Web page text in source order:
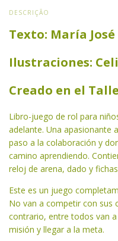
DESCRIÇÃO
Texto: María
Ilustraciones:
Creado en el
Libro-juego de rol para
adelante. Una apasionante
paso a la colaboración y
camino aprendiendo.
reloj de arena, dado y
Este es un juego
No van a competir con sus
contrario, entre todos van
misión y llegar a la meta.